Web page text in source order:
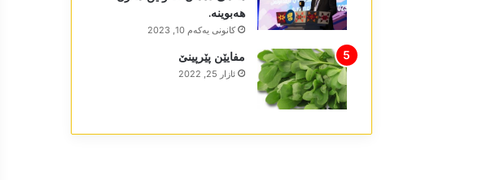
ھەبوینە.
كانونی یه‌كه‌م 10, 2023
مفایێن پێرپینێ
ئازار 25, 2022